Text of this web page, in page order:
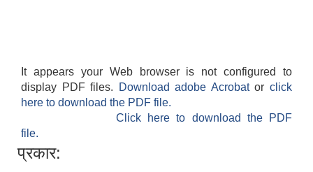
It appears your Web browser is not configured to
display PDF files.
Download adobe Acrobatorclick
here to download the PDF file.
Click here to download the PDF
file.
प्रकार: